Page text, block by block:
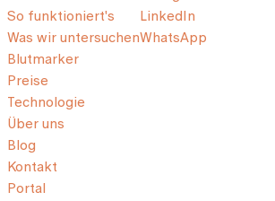
So funktioniert's
Was wir untersuchen
Blutmarker
Preise
Technologie
Über uns
Blog
Kontakt
Portal
LinkedIn
WhatsApp